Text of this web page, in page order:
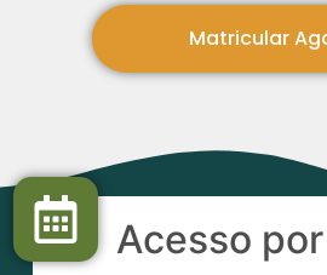
Matricular
Acesso